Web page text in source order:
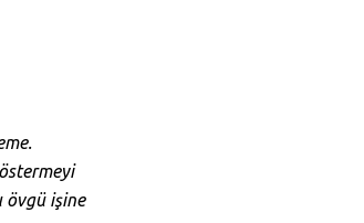
övgü işine